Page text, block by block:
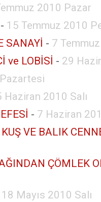
2010 Pazar
- 15 Temmuz 2010
SANAYİ - 7
ve LOBİSİ - 29
Haziran 2010 Salı
- 7 Haziran
VE BALIK
ÇÖMLEK
18 Mayıs 2010 Salı